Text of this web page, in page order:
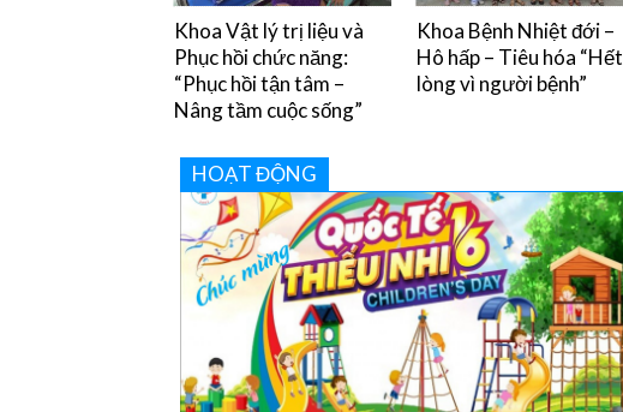
Khoa Vật lý trị liệu và
Phục hồi chức năng:
“Phục hồi tận tâm –
Nâng tầm cuộc sống”
Khoa Bệnh Nhiệt đới –
Hô hấp – Tiêu hóa “Hết
lòng vì người bệnh”
HOẠT ĐỘNG